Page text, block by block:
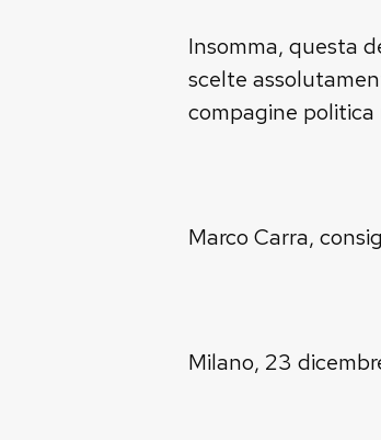
Insomma, questa
scelte
compagine
Marco Carra,
Milano, 23